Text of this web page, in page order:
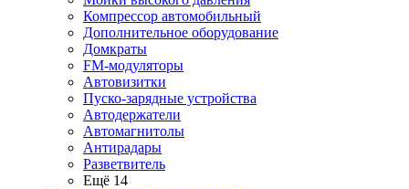
Компрессор автомобильный
Дополнительное оборудование
Домкраты
FM-модуляторы
Автовизитки
Пуско-зарядные устройства
Автодержатели
Автомагнитолы
Антирадары
Разветвитель
Ещё 14